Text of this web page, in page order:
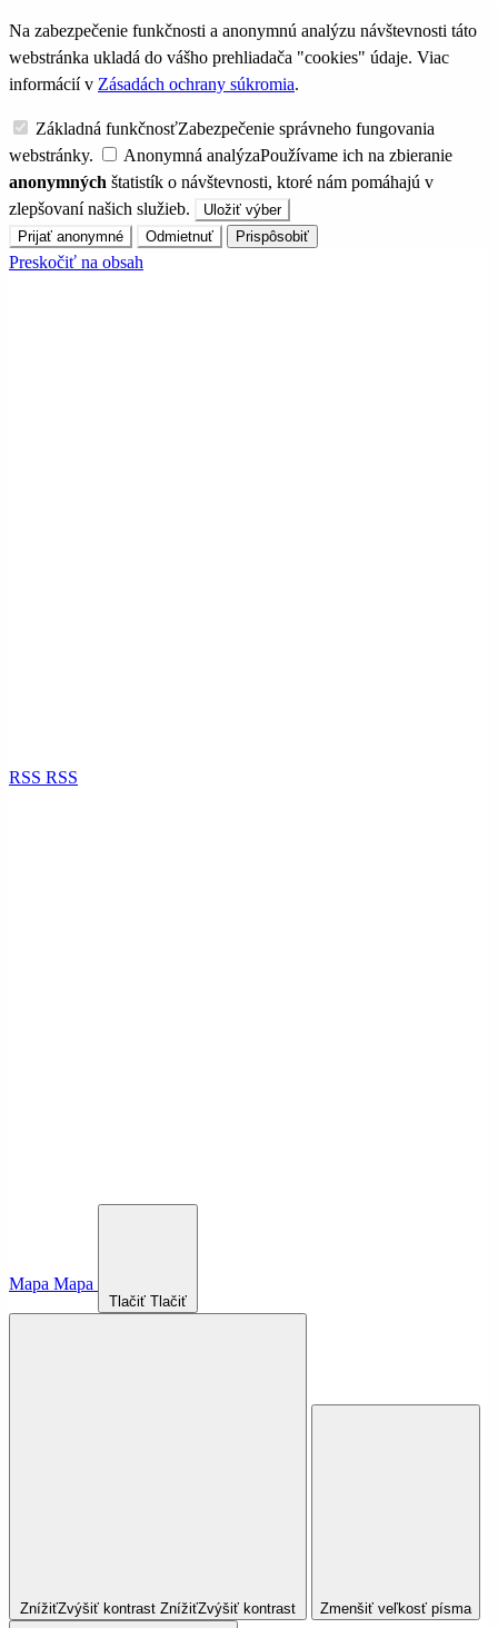
Na zabezpečenie funkčnosti a anonymnú analýzu návštevnosti táto
webstránka ukladá do vášho prehliadača "cookies" údaje. Viac
informácií v Zásadách ochrany súkromia.
Základná funkčnosťZabezpečenie správneho fungovania
webstránky.
Anonymná analýzaPoužívame ich na zbieranie
anonymných štatistík o návštevnosti, ktoré nám pomáhajú v
zlepšovaní našich služieb.
Uložiť výber
Prijať anonymné
Odmietnuť Prispôsobiť
Preskočiť na obsah
RSS RSS
Mapa Mapa
Tlačiť Tlačiť
ZnížiťZvýšiť kontrast ZnížiťZvýšiť kontrast Zmenšiť veľkosť písma